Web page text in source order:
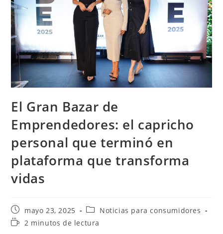
El Gran Bazar de
Emprendedores: el capricho
personal que terminó en
plataforma que transforma
vidas
Publicación
de
la
mayo 23, 2025
Categoría
de
la
Noticias para consumidores
Tiempo2 minutos de lectura